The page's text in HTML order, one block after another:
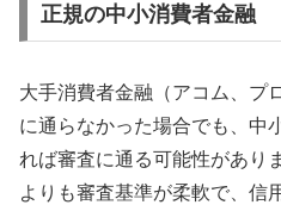
正規の中小消費者金融
大手消費者金融（アコム、プ
に通らなかった場合でも、中
れば審査に通る可能性があり
よりも審査基準が柔軟で、信